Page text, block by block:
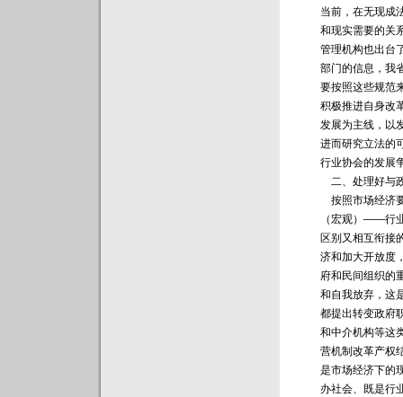
当前，在无现成
和现实需要的关
管理机构也出台
部门的信息，我
要按照这些规范
积极推进自身改
发展为主线，以
进而研究立法的
行业协会的发展
二、处理好与
按照市场经济
（宏观）——行
区别又相互衔接
济和加大开放度
府和民间组织的
和自我放弃，这
都提出转变政府
和中介机构等这
营机制改革产权
是市场经济下的
办社会、既是行